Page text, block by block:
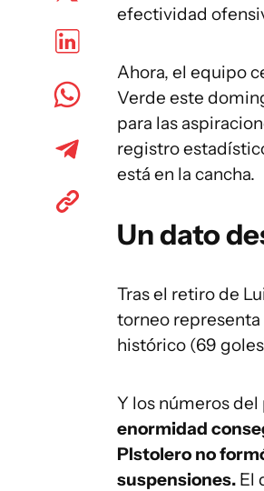
efectividad
Ahora, el equipo
Verde este
para las
registro
está en la cancha.
Un dato
Tras el retiro de
torneo
histórico (69
Y los números
enormidad
PIstolero no
suspensiones. El